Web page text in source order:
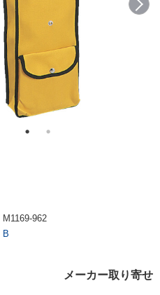
M1169-962
B
メーカー取り寄せ